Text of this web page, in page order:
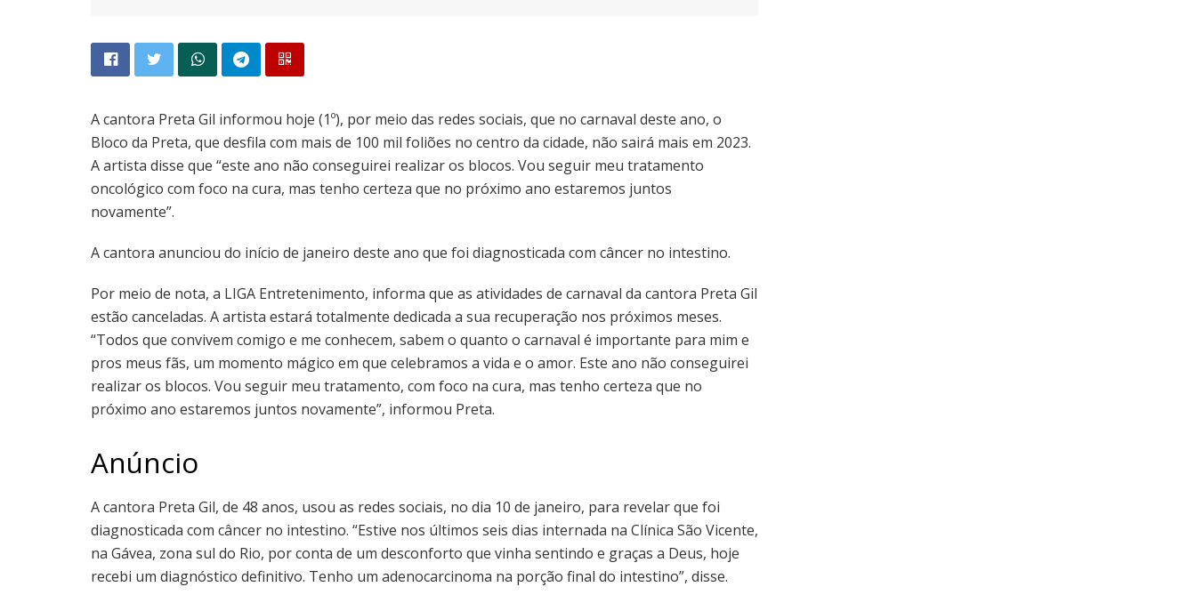
A cantora Preta Gil informou hoje (1º), por meio das redes sociais, que no carnaval deste ano, o
Bloco da Preta, que desfila com mais de 100 mil foliões no centro da cidade, não sairá mais em 2023.
A artista disse que “este ano não conseguirei realizar os blocos. Vou seguir meu tratamento
oncológico com foco na cura, mas tenho certeza que no próximo ano estaremos juntos
novamente”.
A cantora anunciou do início de janeiro deste ano que foi diagnosticada com câncer no intestino.
Por meio de nota, a LIGA Entretenimento, informa que as atividades de carnaval da cantora Preta Gil
estão canceladas. A artista estará totalmente dedicada a sua recuperação nos próximos meses.
“Todos que convivem comigo e me conhecem, sabem o quanto o carnaval é importante para mim e
pros meus fãs, um momento mágico em que celebramos a vida e o amor. Este ano não conseguirei
realizar os blocos. Vou seguir meu tratamento, com foco na cura, mas tenho certeza que no
próximo ano estaremos juntos novamente”, informou Preta.
Anúncio
A cantora Preta Gil, de 48 anos, usou as redes sociais, no dia 10 de janeiro, para revelar que foi
diagnosticada com câncer no intestino. “Estive nos últimos seis dias internada na Clínica São Vicente,
na Gávea, zona sul do Rio, por conta de um desconforto que vinha sentindo e graças a Deus, hoje
recebi um diagnóstico definitivo. Tenho um adenocarcinoma na porção final do intestino”, disse.